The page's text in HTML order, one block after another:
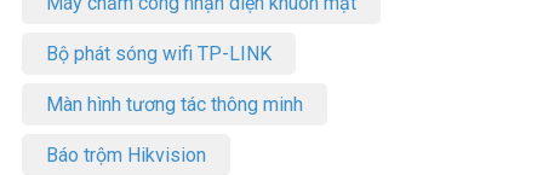
Bộ phát sóng wifi TP-LINK
Màn hình tương tác thông minh
Báo trộm Hikvision